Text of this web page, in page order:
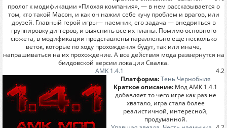
пролог к модификации «Плохая компания», — в нем рассказывается о
том, кто такой Масон, и как он нажил себе кучу проблем и врагов, или
друзей. Главный герой игры— наемник, его задача — внедриться в
группировку диггеров, и выяснить все их планы. Помимо основного
сюжета, в модификации представлены параллельно еще несколько
веток, которые по ходу прохождения будут, так или иначе,
напрашиваться на их прохождение. А все действия мода развернутся на
билдовской версии локации Свалка.
4.2
AMK 1.4.1
Платформа: Тень Чернобыля
Краткое описание: Мод АМК 1.4.1
добавляет то чего игре как раз не
хватало, игра стала более
реалистичной, интересной,
продуманной.